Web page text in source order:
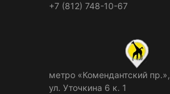
+7 (812) 748-10-67
метро «Комендантский пр.»,
ул. Уточкина 6 к. 1